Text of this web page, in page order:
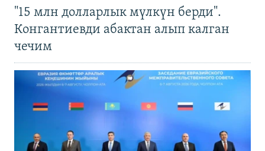
"15 млн долларлык мүлкүн берди".
Конгантиевди абактан алып калган
чечим